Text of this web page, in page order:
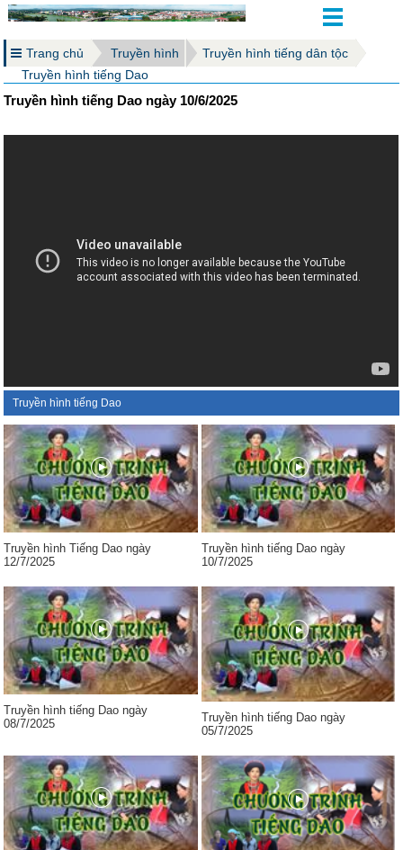
Trang chủ Truyền hình
Truyền hình tiếng dân tộc
Truyền hình tiếng Dao
Truyền hình tiếng Dao ngày 10/6/2025
Truyền hình tiếng Dao
Truyền hình Tiếng Dao ngày
12/7/2025
Truyền hình tiếng Dao ngày
10/7/2025
Truyền hình tiếng Dao ngày
08/7/2025
Truyền hình tiếng Dao ngày
05/7/2025